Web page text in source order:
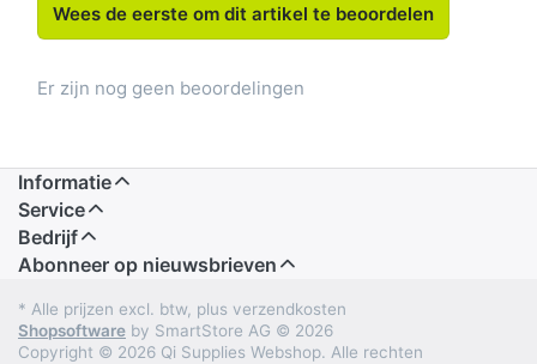
Wees de eerste om dit artikel te beoordelen
Er zijn nog geen beoordelingen
Informatie
Service
Bedrijf
Abonneer op nieuwsbrieven
* Alle prijzen excl. btw, plus verzendkosten
Shopsoftware by SmartStore AG © 2026
Copyright © 2026 Qi Supplies Webshop. Alle rechten